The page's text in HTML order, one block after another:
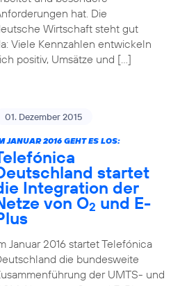
hat. Die
Wirtschaft steht gut
Viele Kennzahlen entwickeln
positiv, Umsätze und […]
01. Dezember 2015
JANUAR 2016 GEHT ES LOS:
startet
Integration der
von O2 und E-
Januar 2016 startet Telefónica
die bundesweite
der UMTS- und